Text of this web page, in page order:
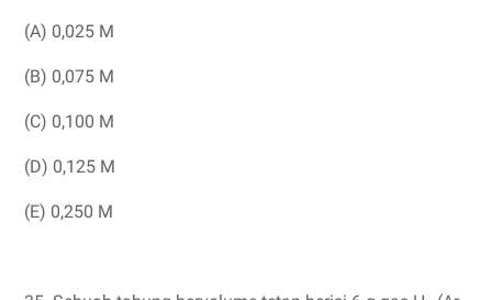
(A) 0,025 M
(B) 0,075 M
(C) 0,100 M
(D) 0,125 M
(E) 0,250 M